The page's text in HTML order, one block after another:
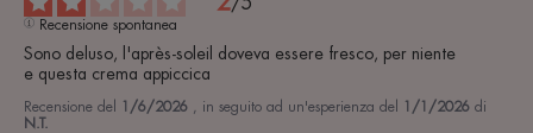
Recensione spontanea
Sono deluso, l'après-soleil doveva essere fresco, per niente
e questa crema appiccica
Recensione del 1/6/2026 , in seguito ad un'esperienza del 1/1/2026 di
N.T.